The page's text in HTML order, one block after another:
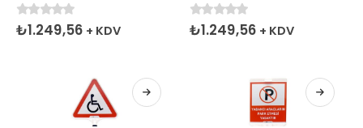
0 5 üzerinden
₺1.249,56 + KDV 0 5 üzerinden
₺1.249,56 + KDV